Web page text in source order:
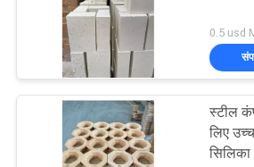
मललाइट
0.5 usd
स्टील
लिए
सिलिका